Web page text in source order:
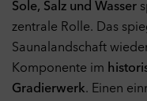
Sole, Salz und Wasser
zentrale Rolle. Das
Saunalandschaft
Komponente im
Gradierwerk. Einen